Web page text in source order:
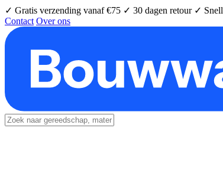
✓ Gratis verzending vanaf €75 ✓ 30 dagen retour ✓
Contact Over ons